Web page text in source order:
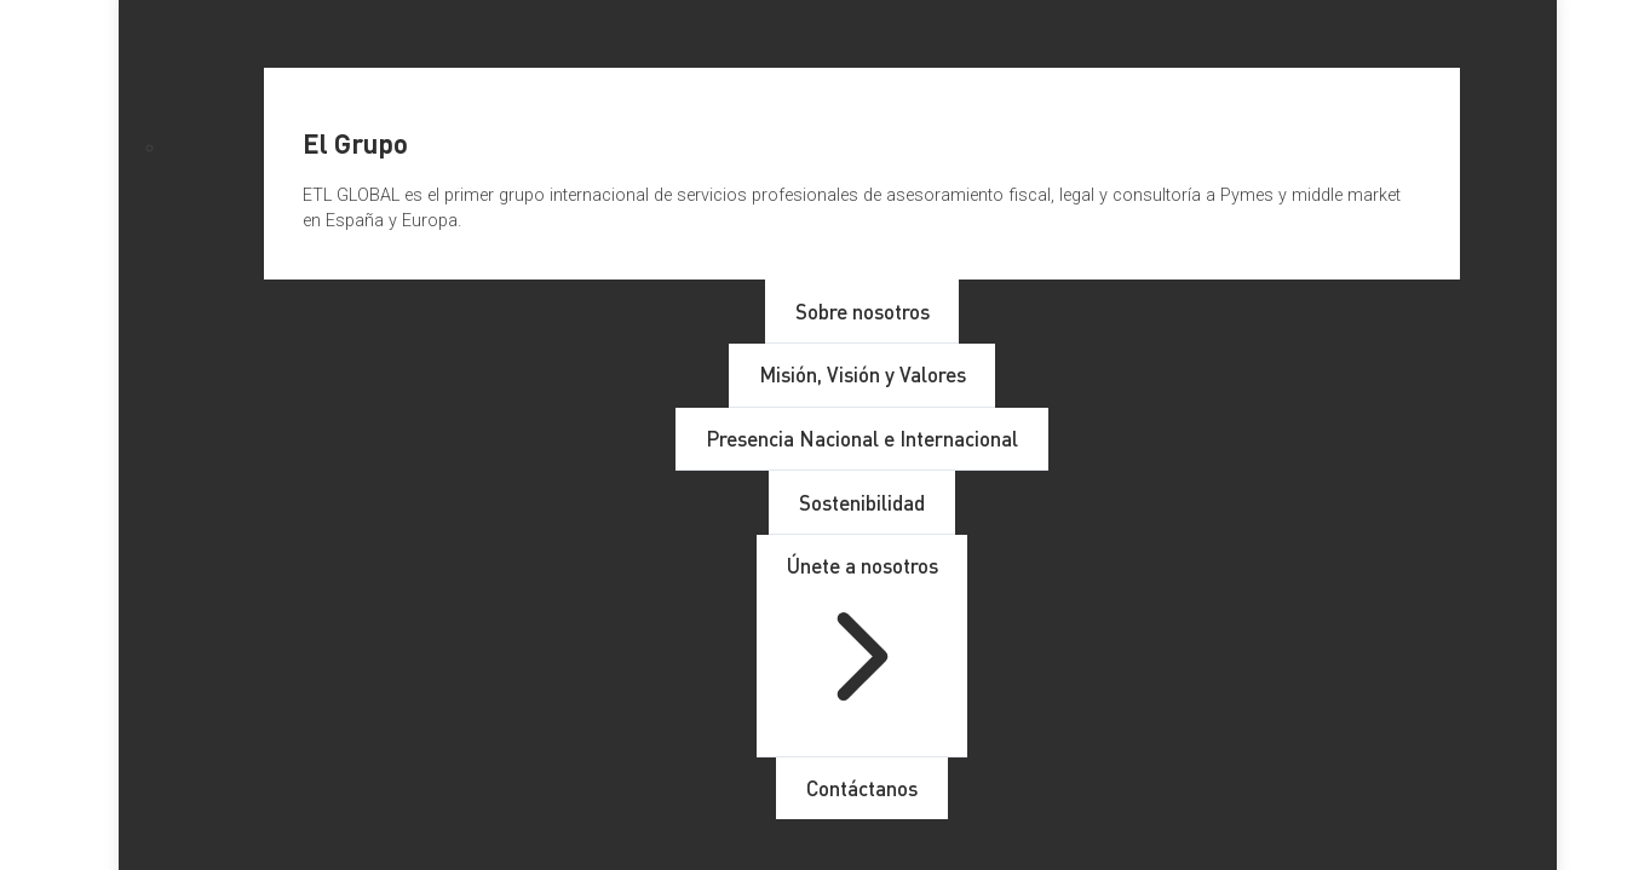
El Grupo
ETL GLOBAL es el primer grupo internacional de servicios profesionales de asesoramiento fiscal, legal y consultoría a Pymes y middle market
en España y Europa.
Sobre nosotros
Misión, Visión y Valores
Presencia Nacional e Internacional
Sostenibilidad
Únete a nosotros
Contáctanos